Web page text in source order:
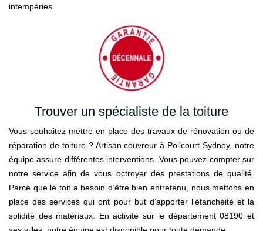
intempéries.
Trouver un spécialiste de la toiture
Vous souhaitez mettre en place des travaux de rénovation ou de
réparation de toiture ? Artisan couvreur à Poilcourt Sydney, notre
équipe assure différentes interventions. Vous pouvez compter sur
notre service afin de vous octroyer des prestations de qualité.
Parce que le toit a besoin d’être bien entretenu, nous mettons en
place des services qui ont pour but d’apporter l’étanchéité et la
solidité des matériaux. En activité sur le département 08190 et